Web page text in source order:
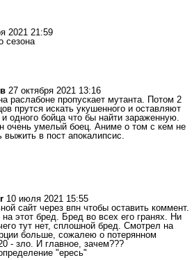
2021 21:59
сезона
27 октября 2021 13:16
раслабоне пропускает мутанта. Потом 2
прутся искать укушенного и оставляют
и одного бойца что бы найти зараженную.
очень умелый боец. Аниме о том с кем не
выжить в пост апокалипсис.
10 июля 2021 15:55
сайт через впн чтобы оставить коммент.
этот бред. Бред во всех его гранях. Ни
тут нет, сплошной бред. Смотрел на
больше, сожалею о потерянном
- зло. И главное, зачем???
"ересь"